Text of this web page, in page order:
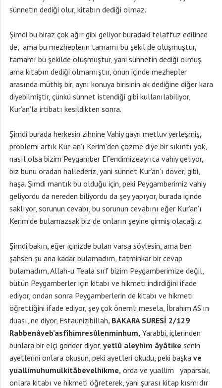
sünnetin dediği olur, kitabın dediği olmaz.
Şimdi bu biraz çok ağır gibi geliyor buradaki telaffuz edilince
de, ama bu mezheplerin tamamı bu şekil de oluşmuştur,
tamamı bu şekilde oluşmuştur, yani sünnetin dediği olmuş
ama kitabın dediği olmamıştır, onun içinde mezhepler
arasında müthiş bir, aynı konuya birisinin ak dediğine diğer kara
diyebilmiştir, çünkü sünnet istendiği gibi kullanılabiliyor,
Kur’an’la irtibatı kesildikten sonra.
Şimdi burada herkesin zihnine Vahiy gayri metluv yerleşmiş,
problemi artık Kur-an’ı Kerim’den çözme diye bir sıkıntı yok,
nasıl olsa bizim Peygamber Efendimiz’eayrıca vahiy geliyor,
biz bunu oradan hallederiz, yani sünnet Kur’an’ı döver, gibi,
haşa. Şimdi mantık bu olduğu için, peki Peygamberimiz vahiy
geliyordu da nereden biliyordu da şey yapıyor, burada içinde
saklıyor, sorunun cevabı, bu sorunun cevabını eğer Kur’an’ı
Kerim’de bulamazsak biz de onların şeyine girmiş olacağız.
Şimdi bakın, eğer içinizde bulan varsa söylesin, ama ben
şahsen şu ana kadar bulamadım, tatminkar bir cevap
bulamadım, Allah-u Teala sırf bizim Peygamberimize değil,
bütün Peygamberler için kitabı ve hikmeti indirdiğini ifade
ediyor, ondan sonra Peygamberlerin de kitabı ve hikmeti
öğrettiğini ifade ediyor, şey çok önemli mesela, İbrahim AS’ın
duası, ne diyor, Estaunizibillah, BAKARA SURESİ 2/129
Rabbenâveb’asfîhimresûlenminhum, Yarabbi, içlerinden
bunlara bir elçi gönder diyor, yetlû aleyhim âyâtike senin
ayetlerini onlara okusun, peki ayetleri okudu, peki başka ve
yuallimuhumulkitâbevelhikme, orda ve yuallim yaparsak,
onlara kitabı ve hikmeti öğreterek, yani şurası kitap kısmıdır